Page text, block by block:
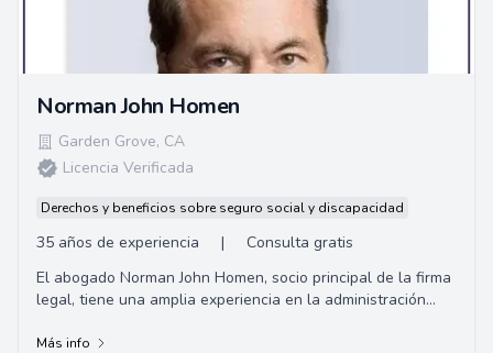
Norman John Homen
Garden Grove, CA
Licencia Verificada
Derechos y beneficios sobre seguro social y discapacidad
35 años de experiencia |
Consulta gratis
El abogado Norman John Homen, socio principal de la firma
legal, tiene una amplia experiencia en la administración
Más info